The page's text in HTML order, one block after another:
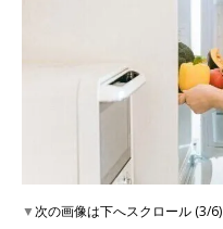
▼次の画像は下へスクロール (3/6)